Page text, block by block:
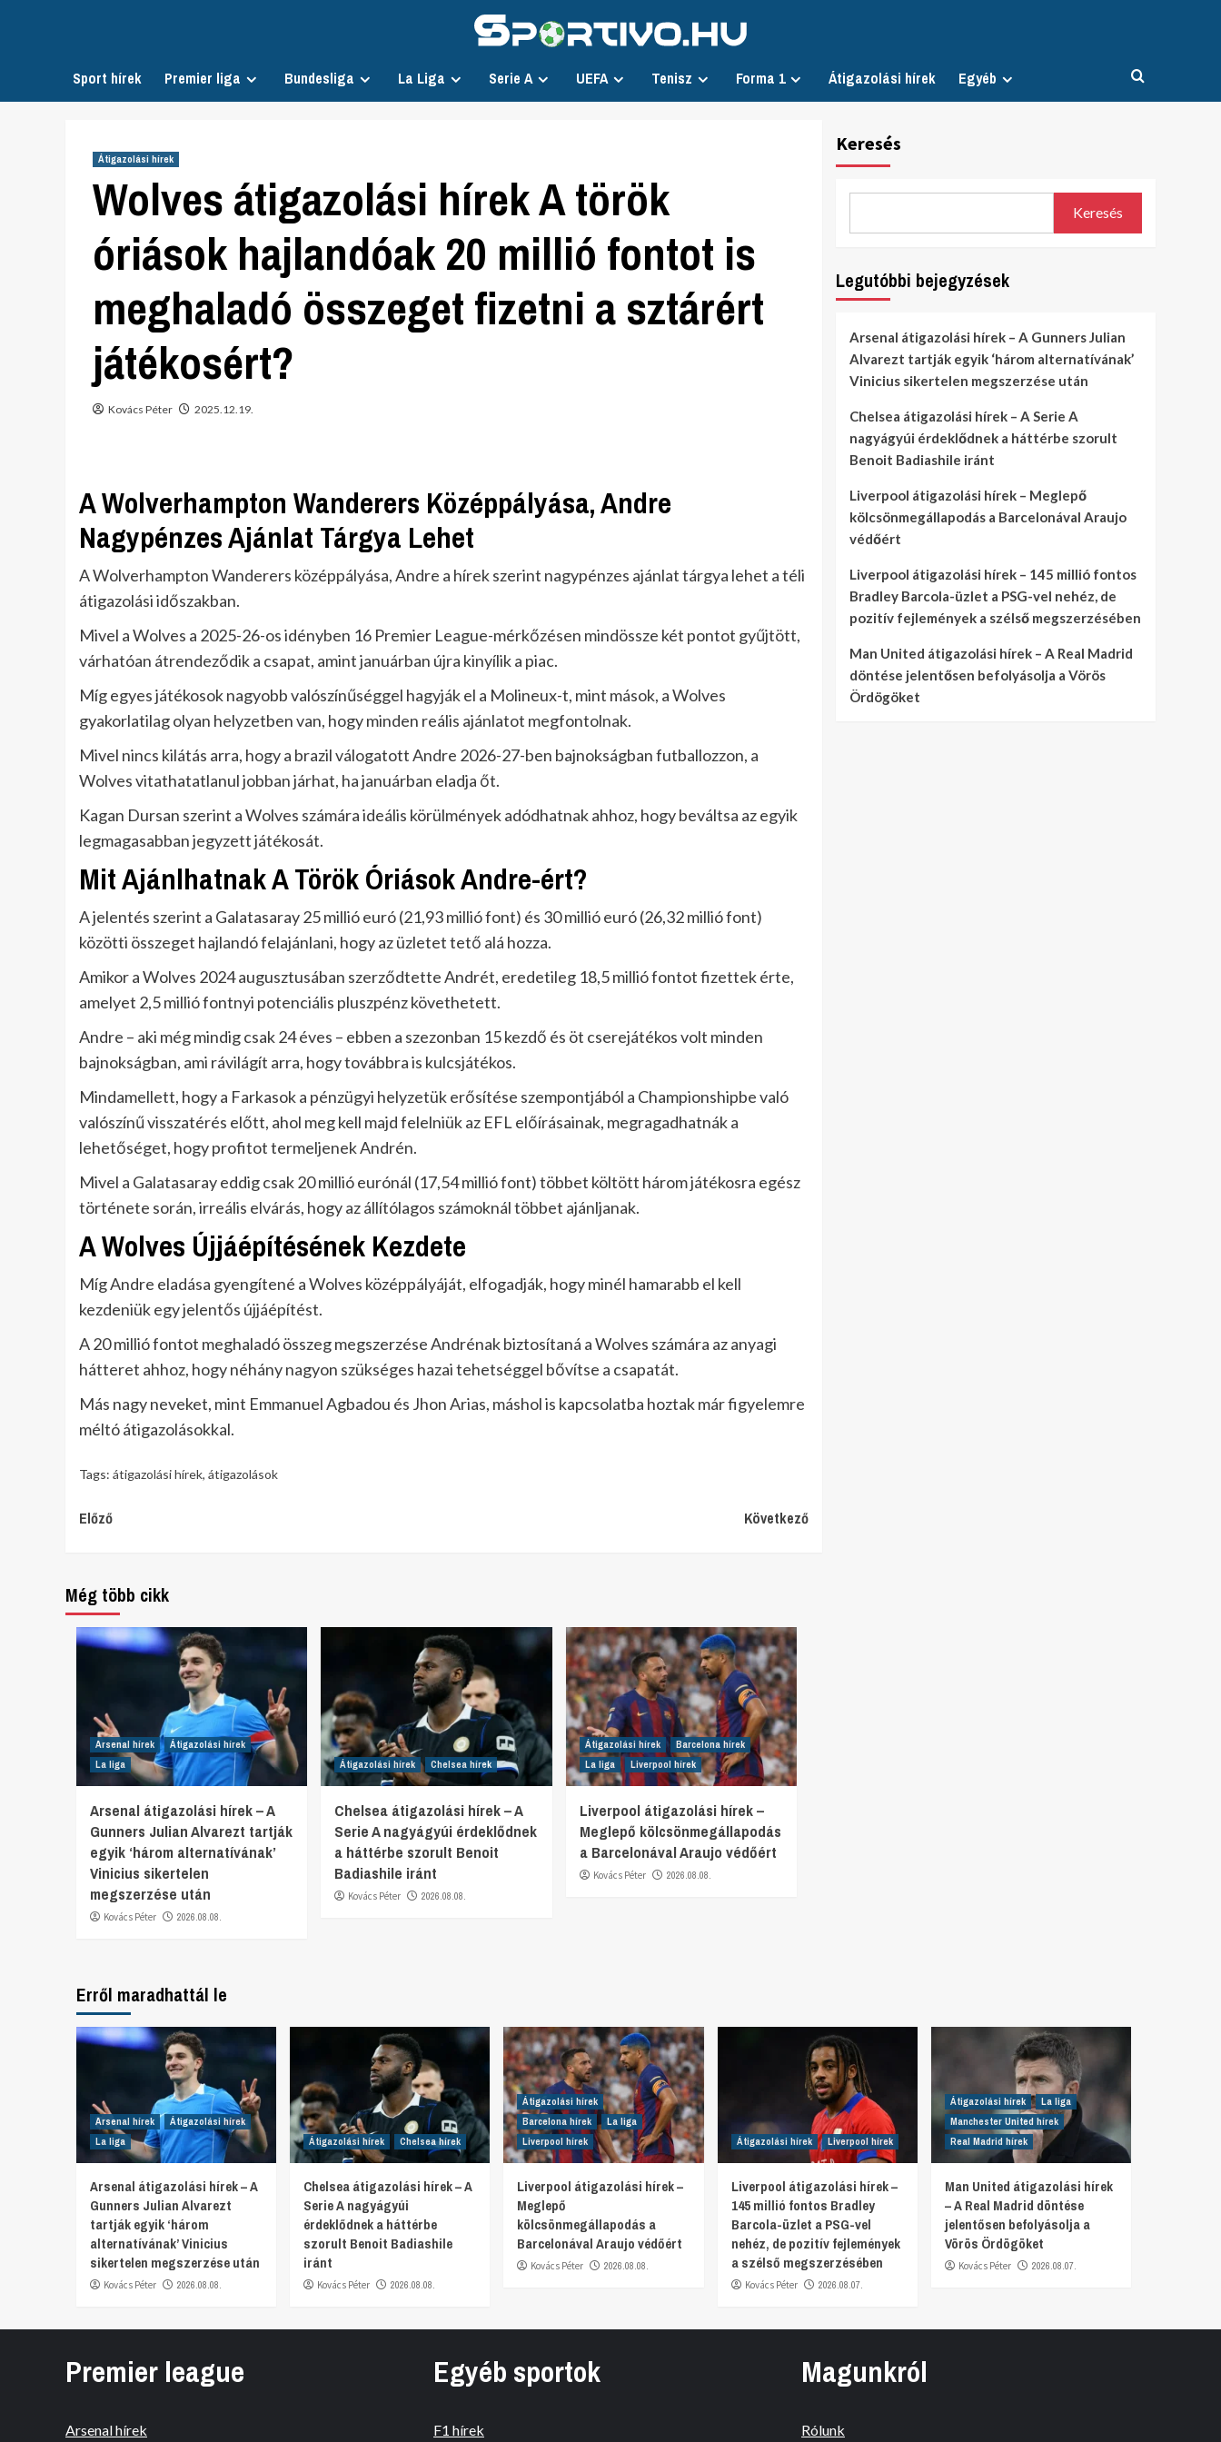
Sport hírek Premier liga Bundesliga La Liga Serie A UEFA Tenisz Forma 1 Átigazolási hírek Egyéb
Átigazolási hírek
Wolves átigazolási hírek A török
óriások hajlandóak 20 millió fontot is
meghaladó összeget fizetni a sztárért
játékosért?
Kovács Péter 2025.12.19.
A Wolverhampton Wanderers Középpályása, Andre
Nagypénzes Ajánlat Tárgya Lehet
A Wolverhampton Wanderers középpályása, Andre a hírek szerint nagypénzes ajánlat tárgya lehet a téli
átigazolási időszakban.
Mivel a Wolves a 2025-26-os idényben 16 Premier League-mérkőzésen mindössze két pontot gyűjtött,
várhatóan átrendeződik a csapat, amint januárban újra kinyílik a piac.
Míg egyes játékosok nagyobb valószínűséggel hagyják el a Molineux-t, mint mások, a Wolves
gyakorlatilag olyan helyzetben van, hogy minden reális ajánlatot megfontolnak.
Mivel nincs kilátás arra, hogy a brazil válogatott Andre 2026-27-ben bajnokságban futballozzon, a
Wolves vitathatatlanul jobban járhat, ha januárban eladja őt.
Kagan Dursan szerint a Wolves számára ideális körülmények adódhatnak ahhoz, hogy beváltsa az egyik
legmagasabban jegyzett játékosát.
Mit Ajánlhatnak A Török Óriások Andre-ért?
A jelentés szerint a Galatasaray 25 millió euró (21,93 millió font) és 30 millió euró (26,32 millió font)
közötti összeget hajlandó felajánlani, hogy az üzletet tető alá hozza.
Amikor a Wolves 2024 augusztusában szerződtette Andrét, eredetileg 18,5 millió fontot fizettek érte,
amelyet 2,5 millió fontnyi potenciális pluszpénz követhetett.
Andre – aki még mindig csak 24 éves – ebben a szezonban 15 kezdő és öt cserejátékos volt minden
bajnokságban, ami rávilágít arra, hogy továbbra is kulcsjátékos.
Mindamellett, hogy a Farkasok a pénzügyi helyzetük erősítése szempontjából a Championshipbe való
valószínű visszatérés előtt, ahol meg kell majd felelniük az EFL előírásainak, megragadhatnák a
lehetőséget, hogy profitot termeljenek Andrén.
Mivel a Galatasaray eddig csak 20 millió eurónál (17,54 millió font) többet költött három játékosra egész
története során, irreális elvárás, hogy az állítólagos számoknál többet ajánljanak.
A Wolves Újjáépítésének Kezdete
Míg Andre eladása gyengítené a Wolves középpályáját, elfogadják, hogy minél hamarabb el kell
kezdeniük egy jelentős újjáépítést.
A 20 millió fontot meghaladó összeg megszerzése Andrénak biztosítaná a Wolves számára az anyagi
hátteret ahhoz, hogy néhány nagyon szükséges hazai tehetséggel bővítse a csapatát.
Más nagy neveket, mint Emmanuel Agbadou és Jhon Arias, máshol is kapcsolatba hoztak már figyelemre
méltó átigazolásokkal.
Tags: átigazolási hírek, átigazolások
Continue
Előző Következő
Még több cikk
Arsenal hírek
Átigazolási hírek
La liga
Arsenal átigazolási hírek – A
Gunners Julian Alvarezt tartják
egyik ‘három alternatívának’
Vinicius sikertelen
megszerzése után
Kovács Péter 2026.08.08.
Átigazolási hírek Chelsea hírek
Chelsea átigazolási hírek – A
Serie A nagyágyúi érdeklődnek
a háttérbe szorult Benoit
Badiashile iránt
Kovács Péter 2026.08.08.
Átigazolási hírek
Barcelona hírek
La liga
Liverpool hírek
Liverpool átigazolási hírek –
Meglepő kölcsönmegállapodás
a Barcelonával Araujo védőért
Kovács Péter 2026.08.08.
Keresés
Keresés
Legutóbbi bejegyzések
Arsenal átigazolási hírek – A Gunners Julian
Alvarezt tartják egyik ‘három alternatívának’
Vinicius sikertelen megszerzése után
Chelsea átigazolási hírek – A Serie A
nagyágyúi érdeklődnek a háttérbe szorult
Benoit Badiashile iránt
Liverpool átigazolási hírek – Meglepő
kölcsönmegállapodás a Barcelonával Araujo
védőért
Liverpool átigazolási hírek – 145 millió fontos
Bradley Barcola-üzlet a PSG-vel nehéz, de
pozitív fejlemények a szélső megszerzésében
Man United átigazolási hírek – A Real Madrid
döntése jelentősen befolyásolja a Vörös
Ördögöket
Erről maradhattál le
Arsenal hírek
Átigazolási hírek
La liga
Arsenal átigazolási hírek – A
Gunners Julian Alvarezt
tartják egyik ‘három
alternatívának’ Vinicius
sikertelen megszerzése után
Kovács Péter 2026.08.08.
Átigazolási hírek Chelsea hírek
Chelsea átigazolási hírek – A
Serie A nagyágyúi
érdeklődnek a háttérbe
szorult Benoit Badiashile
iránt
Kovács Péter 2026.08.08.
Átigazolási hírek
Barcelona hírek
La liga
Liverpool hírek
Liverpool átigazolási hírek –
Meglepő
kölcsönmegállapodás a
Barcelonával Araujo védőért
Kovács Péter 2026.08.08.
Átigazolási hírek Liverpool hírek
Liverpool átigazolási hírek –
145 millió fontos Bradley
Barcola-üzlet a PSG-vel
nehéz, de pozitív fejlemények
a szélső megszerzésében
Kovács Péter 2026.08.07.
Átigazolási hírek
La liga
Manchester United hírek
Real Madrid hírek
Man United átigazolási hírek
– A Real Madrid döntése
jelentősen befolyásolja a
Vörös Ördögöket
Kovács Péter 2026.08.07.
Premier league
Arsenal hírek
Egyéb sportok
F1 hírek
Magunkról
Rólunk